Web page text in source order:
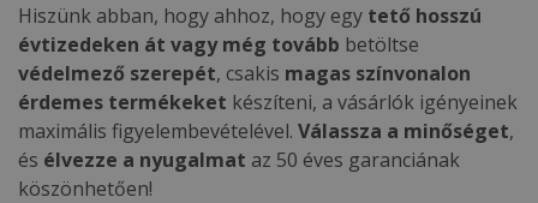
Hiszünk abban, hogy ahhoz, hogy egy tető hosszú
évtizedeken át vagy még tovább betöltse
védelmező szerepét, csakis magas színvonalon
érdemes termékeket készíteni, a vásárlók igényeinek
maximális figyelembevételével. Válassza a minőséget,
és élvezze a nyugalmat az 50 éves garanciának
köszönhetően!